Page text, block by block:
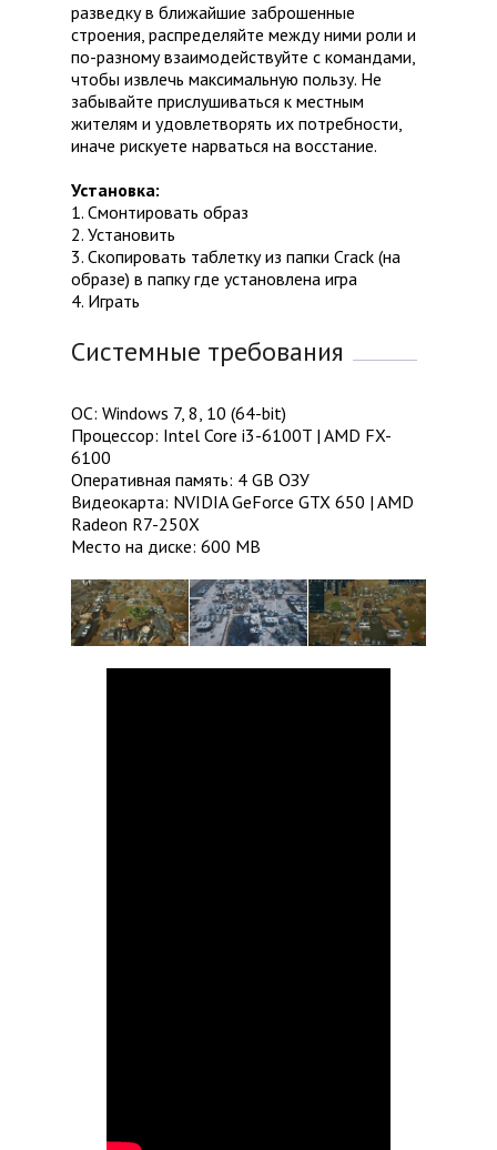
разведку в ближайшие заброшенные
строения, распределяйте между ними роли и
по-разному взаимодействуйте с командами,
чтобы извлечь максимальную пользу. Не
забывайте прислушиваться к местным
жителям и удовлетворять их потребности,
иначе рискуете нарваться на восстание.
Установка:
1. Смонтировать образ
2. Установить
3. Скопировать таблетку из папки Crack (на
образе) в папку где установлена игра
4. Играть
Системные требования
ОС: Windows 7, 8, 10 (64-bit)
Процессор: Intel Core i3-6100T | AMD FX-
6100
Оперативная память: 4 GB ОЗУ
Видеокарта: NVIDIA GeForce GTX 650 | AMD
Radeon R7-250X
Место на диске: 600 MB